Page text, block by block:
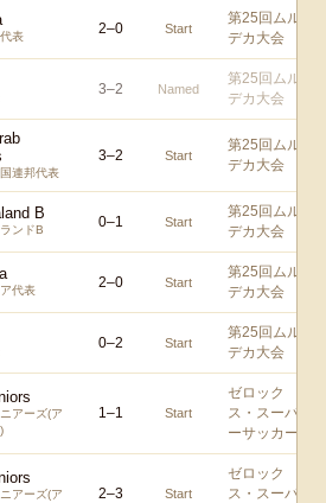
表 2–0 Start
第25回ムル
デカ大会
3–2 Named
第25回ムル
デカ大会
連邦代表
3–2 Start
第25回ムル
デカ大会
B
ンドB 0–1 Start
第25回ムル
デカ大会
代表 2–0 Start
第25回ムル
デカ大会
0–2 Start
第25回ムル
デカ大会
アーズ(ア
1–1 Start
ゼロック
ス・スーパ
ーサッカー
アーズ(ア
2–3 Start
ゼロック
ス・スーパ